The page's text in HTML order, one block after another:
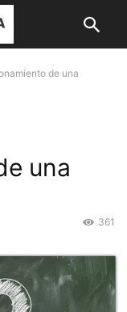
de una
una
361